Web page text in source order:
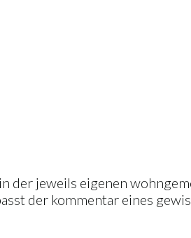
jeweils eigenen
der kommentar eines